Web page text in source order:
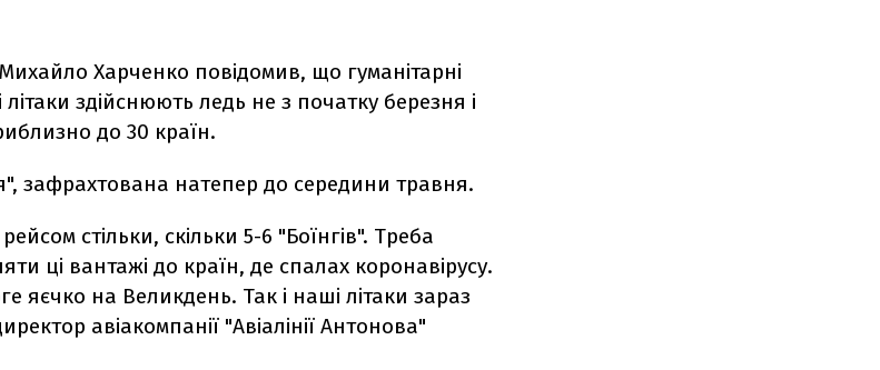
Харченко повідомив, що гуманітарні
літаки здійснюють ледь не з початку березня і
до 30 країн.
зафрахтована натепер до середини травня.
стільки, скільки 5-6 "Боїнгів". Треба
ці вантажі до країн, де спалах коронавірусу.
яєчко на Великдень. Так і наші літаки зараз
авіакомпанії "Авіалінії Антонова"